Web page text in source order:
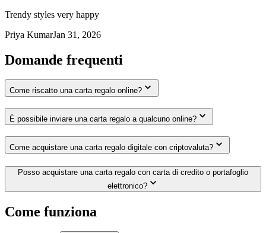
Trendy styles very happy
Priya KumarJan 31, 2026
Domande frequenti
Come riscatto una carta regalo online?
È possibile inviare una carta regalo a qualcuno online?
Come acquistare una carta regalo digitale con criptovaluta?
Posso acquistare una carta regalo con carta di credito o portafoglio
elettronico?
Come funziona